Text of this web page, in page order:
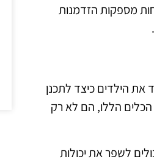
מספקות הזדמנות
את הילדים כיצד לתכנן
הללו, הם לא רק
לשפר את יכולות